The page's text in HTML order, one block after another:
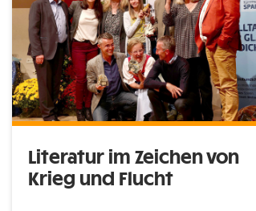
Literatur im Zeichen von
Krieg und Flucht